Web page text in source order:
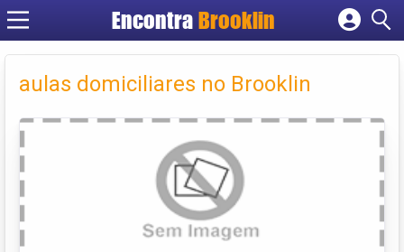
Encontra Brooklin
Cadastrar empresa
Criar conta
aulas domiciliares no Brooklin